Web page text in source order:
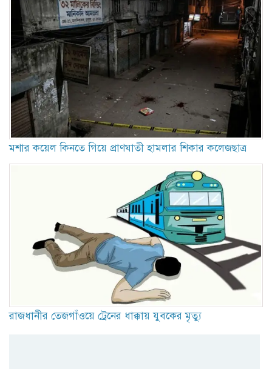
মশার কয়েল কিনতে গিয়ে প্রাণঘাতী হামলার শিকার কলেজছাত্র
রাজধানীর তেজগাঁওয়ে ট্রেনের ধাক্কায় যুবকের মৃত্যু